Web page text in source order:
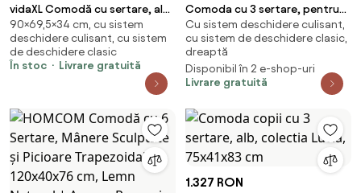
vidaXL Comodă cu sertare, alb,
69,5x34x90 cm, lemn compozit
90×69,5×34 cm, cu sistem
deschidere culisant, cu sistem
de deschidere clasic
În stoc
Livrare gratuită
Comoda cu 3 sertare, pentru
camera copii si adolescenti
Colectia White
Cu sistem deschidere culisant,
cu sistem de deschidere clasic,
dreaptă
Disponibil în 2 e-shop-uri
Livrare gratuită
1.327 RON